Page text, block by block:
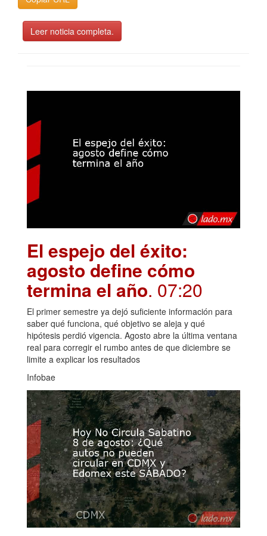
Leer noticia completa.
El espejo del éxito:
agosto define cómo
termina el año. 07:20
El primer semestre ya dejó suficiente información para
saber qué funciona, qué objetivo se aleja y qué
hipótesis perdió vigencia. Agosto abre la última ventana
real para corregir el rumbo antes de que diciembre se
limite a explicar los resultados
Infobae